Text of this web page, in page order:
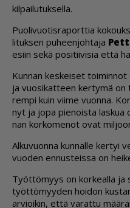
kil­pai­lu­tuk­sel­la.
Puo­li­vuo­tis­ra­port­tia
li­tuk­sen pu­heen­joh­ta­ja
esiin sekä po­si­tii­vi­sia et­tä
Kun­nan kes­kei­set
ja vuo­si­kat­teen ker­ty­mä
rem­pi kuin vii­me vuon­na.
nyt ja jopa pie­nois­ta las­kua
nan kor­ko­me­not ovat
Al­ku­vuon­na kun­nal­le ker­tyi
vuo­den en­nus­teis­sa on
Työt­tö­myys on kor­ke­al­la ja
työt­tö­myy­den hoi­don
ar­vi­oi­kin, et­tä va­rat­tu